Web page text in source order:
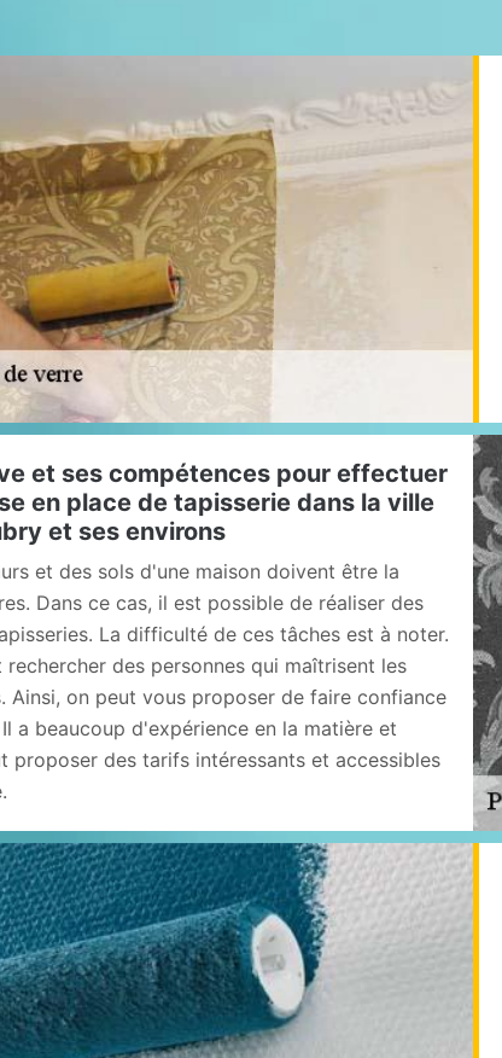
et ses compétences pour effectuer
en place de tapisserie dans la ville
et ses environs
et des sols d'une maison doivent être la
Dans ce cas, il est possible de réaliser des
La difficulté de ces tâches est à noter.
des personnes qui maîtrisent les
Ainsi, on peut vous proposer de faire confiance
a beaucoup d'expérience en la matière et
proposer des tarifs intéressants et accessibles